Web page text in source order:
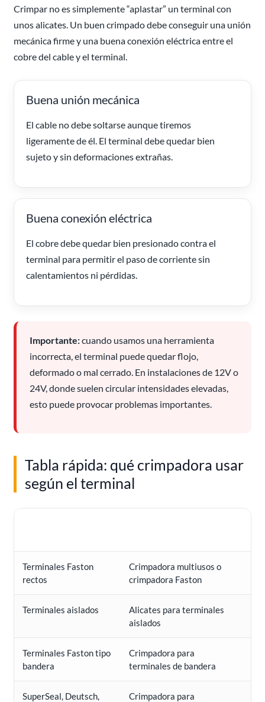
Crimpar no es simplemente “aplastar” un terminal con
unos alicates. Un buen crimpado debe conseguir una unión
mecánica firme y una buena conexión eléctrica entre el
cobre del cable y el terminal.
Buena unión mecánica
El cable no debe soltarse aunque tiremos
ligeramente de él. El terminal debe quedar bien
sujeto y sin deformaciones extrañas.
Buena conexión eléctrica
El cobre debe quedar bien presionado contra el
terminal para permitir el paso de corriente sin
calentamientos ni pérdidas.
Importante:cuando usamos una herramienta
incorrecta, el terminal puede quedar flojo,
deformado o mal cerrado. En instalaciones de 12V o
24V, donde suelen circular intensidades elevadas,
esto puede provocar problemas importantes.
Tabla rápida: qué crimpadora usar
según el terminal
Terminales Faston
rectos
Crimpadora multiusos o
crimpadora Faston
Terminales aislados
Alicates para terminales
aislados
Terminales Faston tipo
bandera
Crimpadora para
terminales de bandera
SuperSeal, Deutsch,
Crimpadora para